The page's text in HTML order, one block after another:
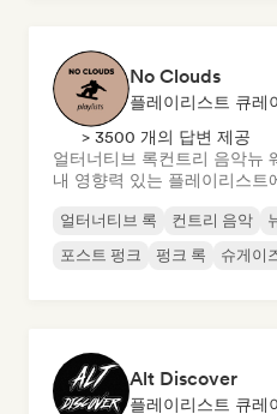
No Clouds
플레이리스트 큐레
> 3500 개의 답변 제공
얼터너티브 록컨트리 음악뉴
내 영향력 있는 플레이리스트
얼터너티브 록 컨트리 음악
포스트 펑크
펑크 록 슈게이
Alt Discover
플레이리스트 큐레